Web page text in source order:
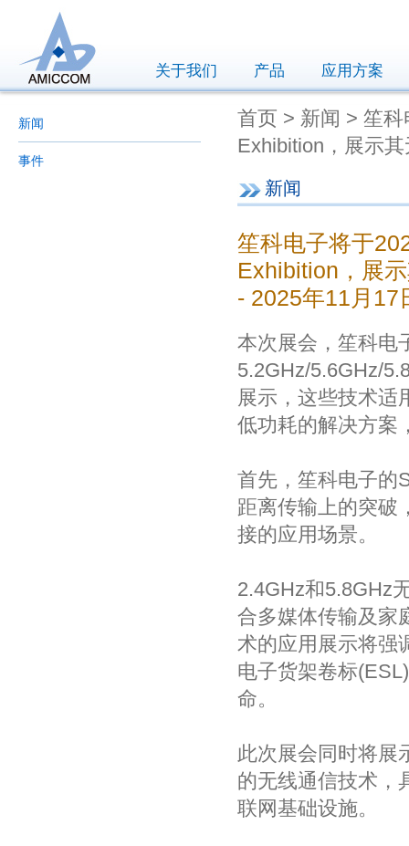
关于我们 产品 应用方案
新闻
事件
首页 > 新闻 > 笙
Exhibition，展示
新闻
笙科电子将于
Exhibition，展
- 2025年11月17
本次展会，笙科电
5.2GHz/5.6GHz/
展示，这些技术适
低功耗的解决方案
首先，笙科电子的
距离传输上的突破
接的应用场景。
2.4GHz和5.8GHz
合多媒体传输及家
术的应用展示将强
电子货架卷标
命。
此次展会同时将展
的无线通信技术，
联网基础设施。